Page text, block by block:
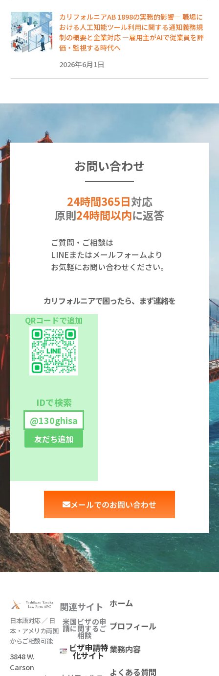
カリフォルニアAB 1898の実務的影響― 職場に
おける人工知能ツール利用に関する通知義務規
制の概要と企業対応 ―雇用主がAIで従業員を評
価・監視する時代へ
2026年6月1日
お問い合わせ
24時間365日対応
原則24時間以内に返答
ご質問・ご相談は
LINEまたはメールフォームより
お気軽にお問い合わせください。
カリフォルニアで困ったら、まず連絡を
QRコードで追加
IDで検索
@130ghisa
友だち追加
メールでのお問い合わせ
日本語対応 ／ 日
本・アメリカ両国
からご相談可能
3848 W.
Carson
関連サイト
米国ビザの申
請に関するご
相談
ビザ申請特
化サイト
ホーム
プロフィール
業務内容
よくある質問